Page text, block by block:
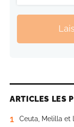
ARTICLES LES
1 Ceuta, Melilla et